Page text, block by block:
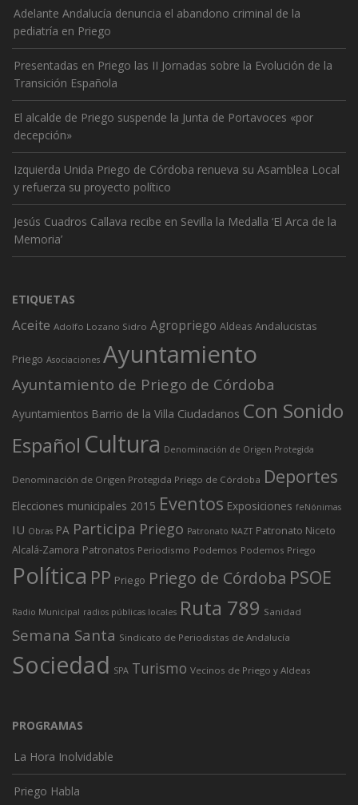
Adelante Andalucía denuncia el abandono criminal de la
pediatría en Priego
Presentadas en Priego las II Jornadas sobre la Evolución de la
Transición Española
El alcalde de Priego suspende la Junta de Portavoces «por
decepción»
Izquierda Unida Priego de Córdoba renueva su Asamblea Local
y refuerza su proyecto político
Jesús Cuadros Callava recibe en Sevilla la Medalla ‘El Arca de la
Memoria’
ETIQUETAS
Aceite Adolfo Lozano Sidro Agropriego Aldeas Andalucistas
Priego Asociaciones Ayuntamiento
Ayuntamiento de Priego de Córdoba
Ayuntamientos Barrio de la Villa Ciudadanos Con Sonido
Español Cultura Denominación de Origen Protegida
Denominación de Origen Protegida Priego de Córdoba Deportes
Elecciones municipales 2015 Eventos Exposiciones feNónimas
IU Obras PA Participa Priego Patronato NAZT Patronato Niceto
Alcalá-Zamora Patronatos Periodismo Podemos Podemos Priego
Política PP Priego Priego de Córdoba PSOE
Radio Municipal radios públicas locales Ruta 789 Sanidad
Semana Santa Sindicato de Periodistas de Andalucía
Sociedad SPA Turismo Vecinos de Priego y Aldeas
PROGRAMAS
La Hora Inolvidable
Priego Habla